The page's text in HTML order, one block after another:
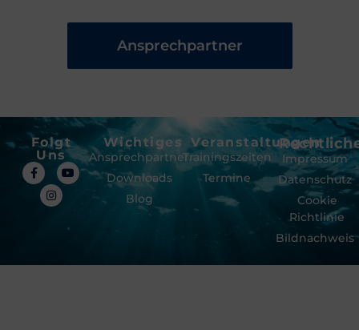
Ansprechpartner
Folgt
Uns
Wichtiges
Ansprechpartner
Downloads
Blog
Veranstaltungen
Trainingszeiten
Termine
Impressum
Datenschutz
Cookie
Richtlinie
Bildnachweis